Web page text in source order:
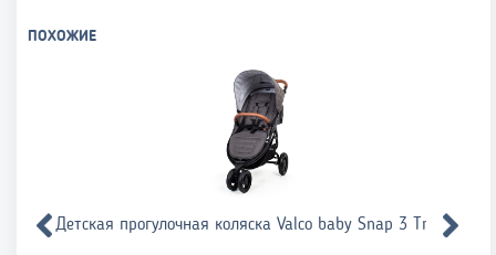
ПОХОЖИЕ
Детская прогулочная коляска Valco baby Snap 3 Trend